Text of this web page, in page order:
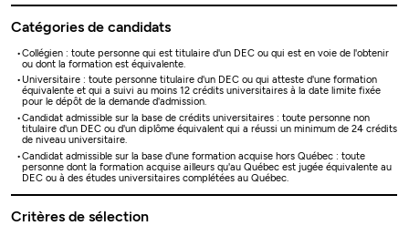
Catégories de candidats
Collégien : toute personne qui est titulaire d'un DEC ou qui est en voie de l'obtenir
ou dont la formation est équivalente.
Universitaire : toute personne titulaire d'un DEC ou qui atteste d'une formation
équivalente et qui a suivi au moins 12 crédits universitaires à la date limite fixée
pour le dépôt de la demande d'admission.
Candidat admissible sur la base de crédits universitaires : toute personne non
titulaire d'un DEC ou d'un diplôme équivalent qui a réussi un minimum de 24 crédits
de niveau universitaire.
Candidat admissible sur la base d'une formation acquise hors Québec : toute
personne dont la formation acquise ailleurs qu'au Québec est jugée équivalente au
DEC ou à des études universitaires complétées au Québec.
Critères de sélection